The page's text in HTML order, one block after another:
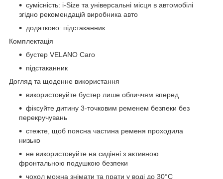
сумісність: i-Size та універсальні місця в автомобілі
згідно рекомендацій виробника авто
додатково: підстаканник
Комплектація
бустер VELANO Caro
підстаканник
Догляд та щоденне використання
використовуйте бустер лише обличчям вперед
фіксуйте дитину 3-точковим ременем безпеки без
перекручувань
стежте, щоб поясна частина ременя проходила
низько
не використовуйте на сидінні з активною
фронтальною подушкою безпеки
чохол можна знімати та прати у воді до 30°C